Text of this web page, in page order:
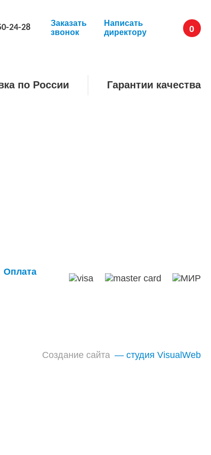
24-28
Заказать
звонок
Написать
директору
0
по России Гарантии качества
Оплата
Создание сайта — студия VisualWeb